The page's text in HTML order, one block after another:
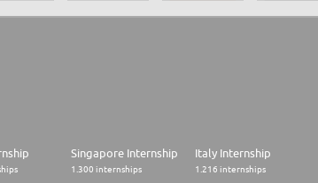
Singapore Internship
1.300 internships
Italy Internship
1.216 internships